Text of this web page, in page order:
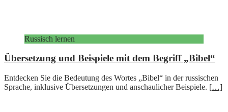
Russisch lernen
Übersetzung und Beispiele mit dem Begriff „Bibel“
Entdecken Sie die Bedeutung des Wortes „Bibel“ in der russischen
Sprache, inklusive Übersetzungen und anschaulicher Beispiele. […]